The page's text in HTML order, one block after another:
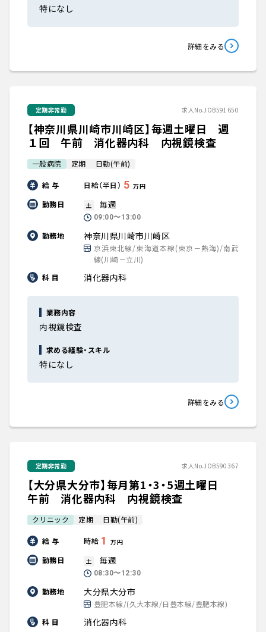
特になし
詳細をみる
定期非常勤 求人No.JOB591650
【神奈川県川崎市川崎区】毎週土曜日 週
１回 午前 消化器内科 内視鏡検査
一般病院 定期 日勤(午前)
給 与 日給（半日） 5 万円
勤務日 土 毎週
09:00〜13:00
勤務地 神奈川県川崎市川崎区
京浜東北線/東海道本線(東京－熱海)/南武
線(川崎－立川)
科 目
消化器内科
業務内容
内視鏡検査
求める経験・スキル
特になし
詳細をみる
定期非常勤 求人No.JOB590367
【大分県大分市】毎月第1・3・5週土曜日
午前 消化器内科 内視鏡検査
クリニック 定期 日勤(午前)
給 与 時給 1 万円
勤務日 土 毎週
08:30〜12:30
勤務地 大分県大分市
豊肥本線/(久大本線/日豊本線/豊肥本線)
科 目
消化器内科